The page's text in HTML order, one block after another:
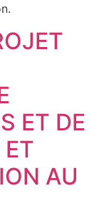
ET DE
ET
AU